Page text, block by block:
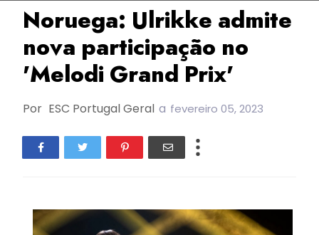
Noruega: Ulrikke admite
nova participação no
'Melodi Grand Prix'
Por ESC Portugal Geral a fevereiro 05, 2023